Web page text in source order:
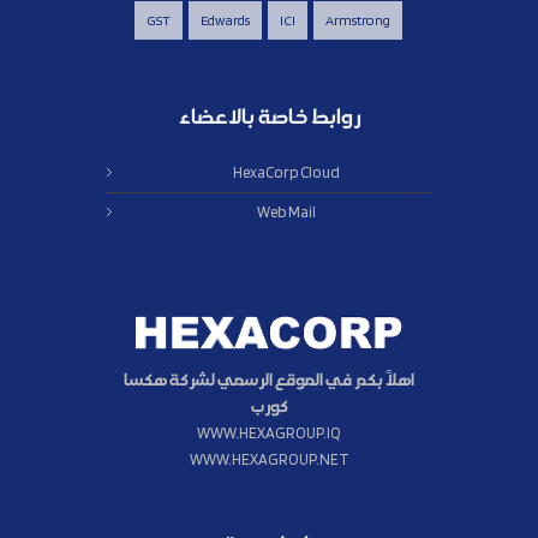
Armstrong
ICI
Edwards
GST
روابط خاصة بالاعضاء
HexaCorp Cloud
Web Mail
اهلاً بكم في الموقع الرسمي لشركة هكسا
كورب
WWW.HEXAGROUP.IQ
WWW.HEXAGROUP.NET